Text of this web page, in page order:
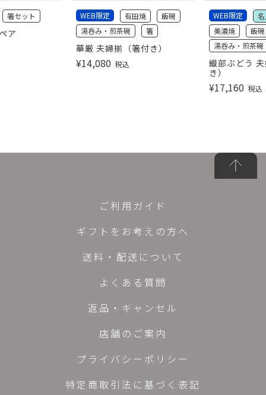
ア
箸セット
華厳 夫婦揃（箸付き）
WEB限定 有田焼
飯碗
湯呑み・煎茶碗
箸
¥14,080 税込
織部ぶどう
き）
WEB限定
美濃焼
飯碗
湯呑み・煎茶碗
¥17,160 税込
ご利用ガイド
ギフトをお考えの方へ
送料・配送について
よくある質問
返品・キャンセル
店舗のご案内
プライバシーポリシー
特定商取引法に基づく表記